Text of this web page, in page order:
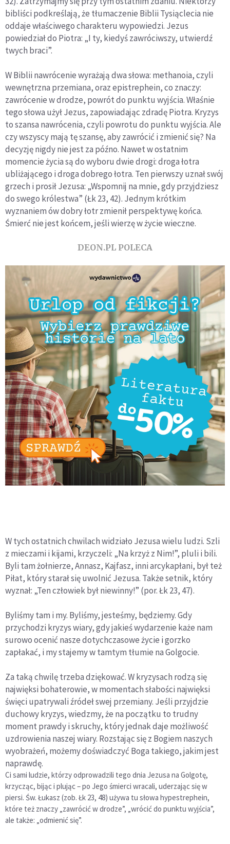
bibliści podkreślają, że tłumaczenie Biblii Tysiąclecia nie
oddaje właściwego charakteru wypowiedzi. Jezus
powiedział do Piotra: „I ty, kiedyś zawróciwszy, utwierdź
twych braci”.
W Biblii nawrócenie wyrażają dwa słowa: methanoia, czyli
wewnętrzna przemiana, oraz epistrephein, co znaczy:
zawrócenie w drodze, powrót do punktu wyjścia. Właśnie
tego słowa użył Jezus, zapowiadając zdradę Piotra. Kryzys
to szansa nawrócenia, czyli powrotu do punktu wyjścia. Ale
czy wszyscy mają tę szansę, aby zawrócić i zmienić się? Na
decyzję nigdy nie jest za późno. Nawet w ostatnim
momencie życia są do wyboru dwie drogi: droga łotra
ubliżającego i droga dobrego łotra. Ten pierwszy uznał swój
grzech i prosił Jezusa: „Wspomnij na mnie, gdy przyjdziesz
do swego królestwa” (Łk 23, 42). Jednym krótkim
wyznaniem ów dobry łotr zmienił perspektywę końca.
Śmierć nie jest końcem, jeśli wierzę w życie wieczne.
DEON.PL POLECA
W tych ostatnich chwilach widziało Jezusa wielu ludzi. Szli
z mieczami i kijami, krzyczeli: „Na krzyż z Nim!”, pluli i bili.
Byli tam żołnierze, Annasz, Kajfasz, inni arcykapłani, był też
Piłat, który starał się uwolnić Jezusa. Także setnik, który
wyznał: „Ten człowiek był niewinny!” (por. Łk 23, 47).
Byliśmy tam i my. Byliśmy, jesteśmy, będziemy. Gdy
przychodzi kryzys wiary, gdy jakieś wydarzenie każe nam
surowo ocenić nasze dotychczasowe życie i gorzko
zapłakać, i my stajemy w tamtym tłumie na Golgocie.
Za taką chwilę trzeba dziękować. W kryzysach rodzą się
najwięksi bohaterowie, w momentach słabości najwięksi
święci upatrywali źródeł swej przemiany. Jeśli przyjdzie
duchowy kryzys, wiedzmy, że na początku to trudny
moment prawdy i skruchy, który jednak daje możliwość
uzdrowienia naszej wiary. Rozstając się z Bogiem naszych
wyobrażeń, możemy doświadczyć Boga takiego, jakim jest
naprawdę.
Ci sami ludzie, którzy odprowadzili tego dnia Jezusa na Golgotę,
krzycząc, bijąc i plując – po Jego śmierci wracali, uderzając się w
piersi. Św. Łukasz (zob. Łk 23, 48) używa tu słowa hypestrephein,
które też znaczy „zawrócić w drodze”, „wrócić do punktu wyjścia”,
ale także: „odmienić się”.